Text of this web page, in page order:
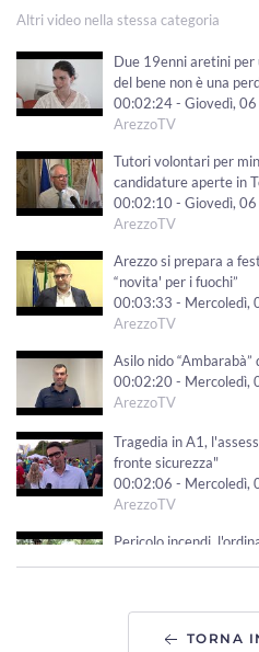
Altri video nella stessa categoria
Due 19enni aretini per
del bene non è una
00:02:24 - Giovedì,
ArezzoTV
Tutori volontari per
candidature aperte in
00:02:10 - Giovedì,
ArezzoTV
Arezzo si prepara a
“novita' per i fuochi”
00:03:33 - Mercoledì,
ArezzoTV
Asilo nido
00:02:20 - Mercoledì,
ArezzoTV
Tragedia in A1,
fronte sicurezza"
00:02:06 - Mercoledì,
ArezzoTV
Pericolo incendi,
Variante via Tiziano.
TORNA